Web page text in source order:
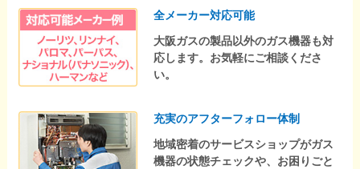
全メーカー対応可能
大阪ガスの製品以外のガス機器も対
応します。お気軽にご相談くださ
い。
充実のアフターフォロー体制
地域密着のサービスショップがガス
機器の状態チェックや、お困りごと